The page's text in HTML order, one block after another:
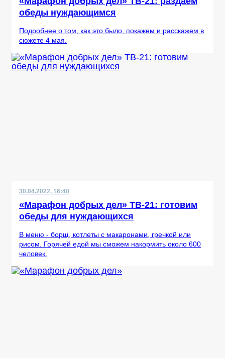
обеды нуждающимся
Подробнее о том, как это было, покажем и расскажем в
сюжете 4 мая.
30.04.2022, 16:40
«Марафон добрых дел» ТВ-21: готовим
обеды для нуждающихся
В меню - борщ, котлеты с макаронами, гречкой или
рисом. Горячей едой мы сможем накормить около 600
человек.